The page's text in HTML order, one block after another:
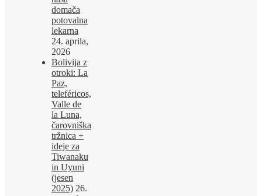
domača
potovalna
lekarna
24. aprila,
2026
Bolivija z
otroki: La
Paz,
teleféricos,
Valle de
la Luna,
čarovniška
tržnica +
ideje za
Tiwanaku
in Uyuni
(jesen
2025) 26.